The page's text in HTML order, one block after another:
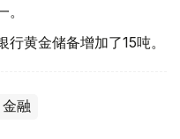
黄金储备增加了15吨。
金融